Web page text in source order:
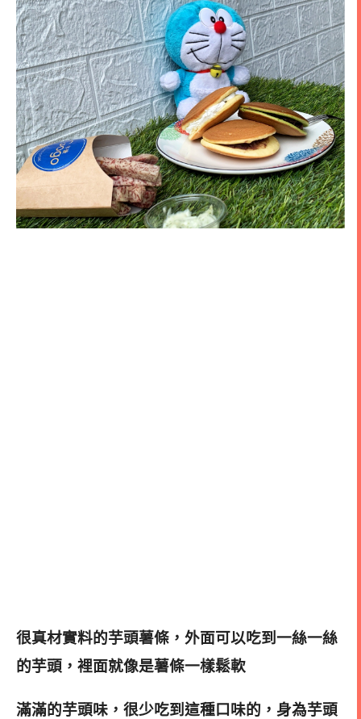
很真材實料的芋頭薯條，外面可以吃到一絲一絲
的芋頭，裡面就像是薯條一樣鬆軟
滿滿的芋頭味，很少吃到這種口味的，身為芋頭